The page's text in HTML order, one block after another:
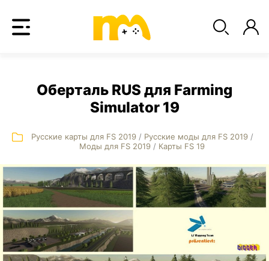
Оберталь RUS для Farming
Simulator 19
Русские карты для FS 2019/ Русские моды для FS 2019/
Моды для FS 2019 / Карты FS 19